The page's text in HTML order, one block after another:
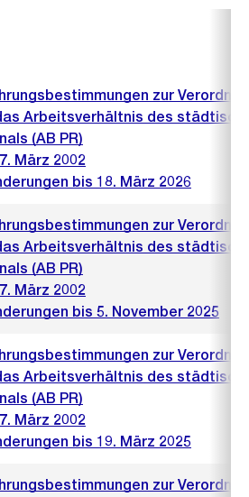
zur
Arbeitsverhältnis des
(AB PR)
März 2002
bis 18. März 2026
zur
Arbeitsverhältnis des
(AB PR)
März 2002
bis 5. November 2025
zur
Arbeitsverhältnis des
(AB PR)
März 2002
bis 19. März 2025
zur